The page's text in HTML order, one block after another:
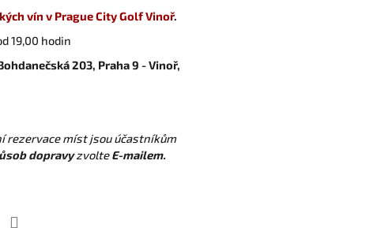
vín v Prague City Golf Vinoř.
19,00 hodin
203, Praha 9 - Vinoř,
rezervace míst jsou účastníkům
dopravyzvolteE-mailem.